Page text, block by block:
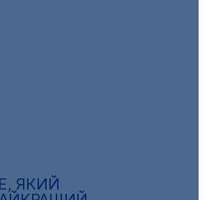
ЯКИЙ